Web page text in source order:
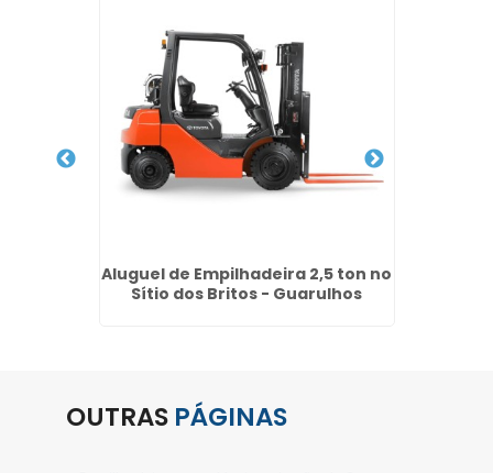
Aluguel de Empilhadeira 2,5 ton no
Sítio dos Britos - Guarulhos
OUTRAS PÁGINAS